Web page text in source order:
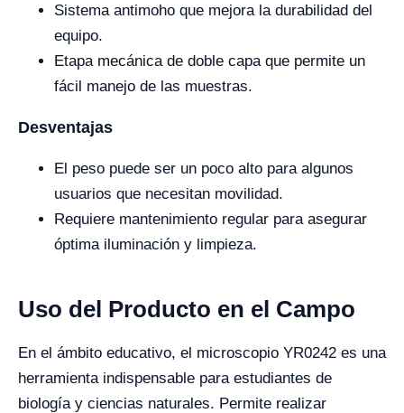
Sistema antimoho que mejora la durabilidad del
equipo.
Etapa mecánica de doble capa que permite un
fácil manejo de las muestras.
Desventajas
El peso puede ser un poco alto para algunos
usuarios que necesitan movilidad.
Requiere mantenimiento regular para asegurar
óptima iluminación y limpieza.
Uso del Producto en el Campo
En el ámbito educativo, el microscopio YR0242 es una
herramienta indispensable para estudiantes de
biología y ciencias naturales. Permite realizar